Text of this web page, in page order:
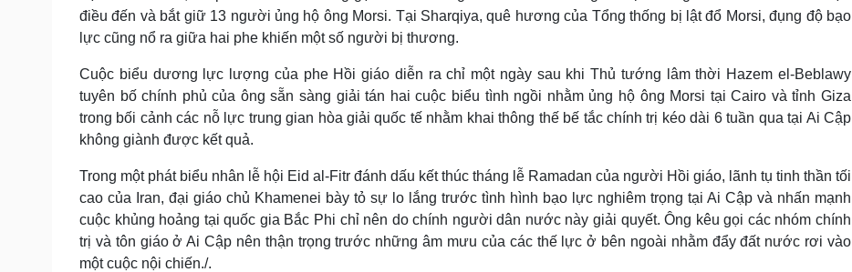
điều đến và bắt giữ 13 người ủng hộ ông Morsi. Tại Sharqiya, quê hương của Tổng thống bị lật đổ Morsi, đụng độ bạo
lực cũng nổ ra giữa hai phe khiến một số người bị thương.
Cuộc biểu dương lực lượng của phe Hồi giáo diễn ra chỉ một ngày sau khi Thủ tướng lâm thời Hazem el-Beblawy
tuyên bố chính phủ của ông sẵn sàng giải tán hai cuộc biểu tình ngồi nhằm ủng hộ ông Morsi tại Cairo và tỉnh Giza
trong bối cảnh các nỗ lực trung gian hòa giải quốc tế nhằm khai thông thế bế tắc chính trị kéo dài 6 tuần qua tại Ai Cập
không giành được kết quả.
Trong một phát biểu nhân lễ hội Eid al-Fitr đánh dấu kết thúc tháng lễ Ramadan của người Hồi giáo, lãnh tụ tinh thần tối
cao của Iran, đại giáo chủ Khamenei bày tỏ sự lo lắng trước tình hình bạo lực nghiêm trọng tại Ai Cập và nhấn mạnh
cuộc khủng hoảng tại quốc gia Bắc Phi chỉ nên do chính người dân nước này giải quyết. Ông kêu gọi các nhóm chính
trị và tôn giáo ở Ai Cập nên thận trọng trước những âm mưu của các thế lực ở bên ngoài nhằm đẩy đất nước rơi vào
một cuộc nội chiến./.